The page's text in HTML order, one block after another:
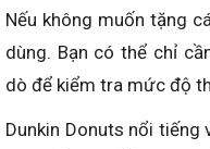
Nếu không muốn tặng
dùng. Bạn có thể chỉ
dò để kiểm tra mức độ
Dunkin Donuts nổi tiếng